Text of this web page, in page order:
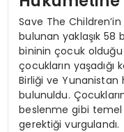
Save The
bulunan yaklaşık
bininin çocuk olduğu
çocukların
Birliği ve Yunanistan
bulunuldu.
beslenme gibi temel
gerektiği vurgulandı.